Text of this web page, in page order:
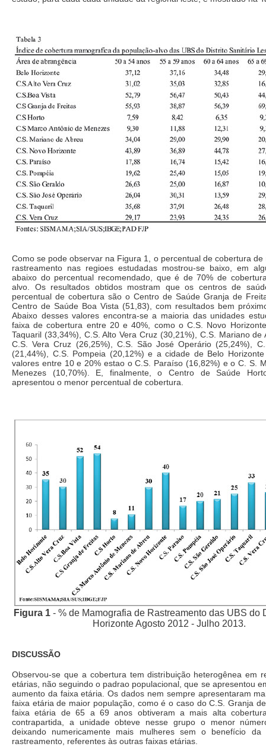
Como se pode observar na Figura 1, o percentual de cobertura de
rastreamento nas regioes estudadas mostrou-se baixo, em
abaixo do percentual recomendado, que é de 70% de
alvo. Os resultados obtidos mostram que os centros de
percentual de cobertura são o Centro de Saúde Granja de
Centro de Saúde Boa Vista (51,83), com resultados bem
Abaixo desses valores encontra-se a maioria das unidades
faixa de cobertura entre 20 e 40%, como o C.S. Novo
Taquaril (33,34%), C.S. Alto Vera Cruz (30,21%), C.S. Mariano de
C.S. Vera Cruz (26,25%), C.S. São José Operário (25,24%),
(21,44%), C.S. Pompeia (20,12%) e a cidade de Belo
valores entre 10 e 20% estao o C.S. Paraíso (16,82%) e o C. S.
Menezes (10,70%). E, finalmente, o Centro de Saúde
apresentou o menor percentual de cobertura.
Figura 1 - % de Mamografia de Rastreamento das UBS do
Horizonte Agosto 2012 - Julho 2013.
DISCUSSÃO
Observou-se que a cobertura tem distribuição heterogênea em
etárias, não seguindo o padrao populacional, que se apresentou
aumento da faixa etária. Os dados nem sempre apresentaram
faixa etária de maior população, como é o caso do C.S. Granja
faixa etária de 65 a 69 anos obtiveram a mais alta
contrapartida, a unidade obteve nesse grupo o menor
deixando numericamente mais mulheres sem o benefício da
rastreamento, referentes às outras faixas etárias.